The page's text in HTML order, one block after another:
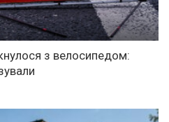
з велосипедом: